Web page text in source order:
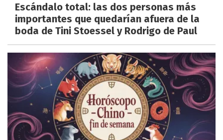
Escándalo total: las dos personas más
importantes que quedarían afuera de la
boda de Tini Stoessel y Rodrigo de Paul